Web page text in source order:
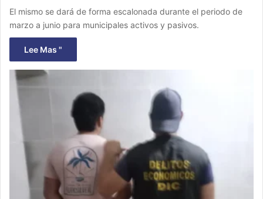
El mismo se dará de forma escalonada durante el periodo de
marzo a junio para municipales activos y pasivos.
Lee Mas "